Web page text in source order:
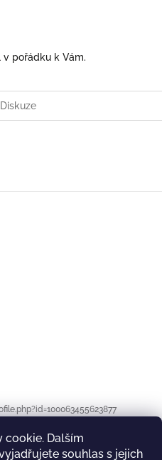
cookie. Dalším
souhlas s jejich
pořádku k Vám.
Diskuze